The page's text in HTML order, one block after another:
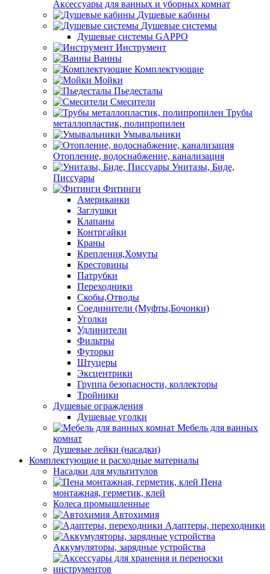
Аксессуары для ванных и уборных комнат
Душевые кабины
Душевые системы
Душевые системы GAPPO
Инструмент
Ванны
Комплектующие
Мойки
Пьедесталы
Смесители
Трубы
металлопластик, полипропилен
Умывальники
Отопление, водоснабжение, канализация
Унитазы, Биде,
Писсуары
Фитинги
Американки
Заглушки
Клапаны
Контргайки
Краны
Крепления,Хомуты
Крестовины
Патрубки
Переходники
Скобы,Отводы
Соединители (Муфты,Бочонки)
Уголки
Удлинители
Фильтры
Футорки
Штуцеры
Эксцентрики
Группа безопасности, коллекторы
Тройники
Душевые ограждения
Душевые уголки
Мебель для ванных
комнат
Душевые лейки (насадки)
Комплектующие и расходные материалы
Насадки для мультитулов
Пена
монтажная, герметик, клей
Колеса промышленные
Автохимия
Адаптеры, переходники
Аккумуляторы, зарядные устройства